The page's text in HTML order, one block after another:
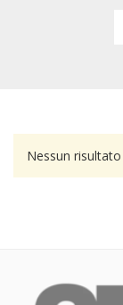
Nessun risultato